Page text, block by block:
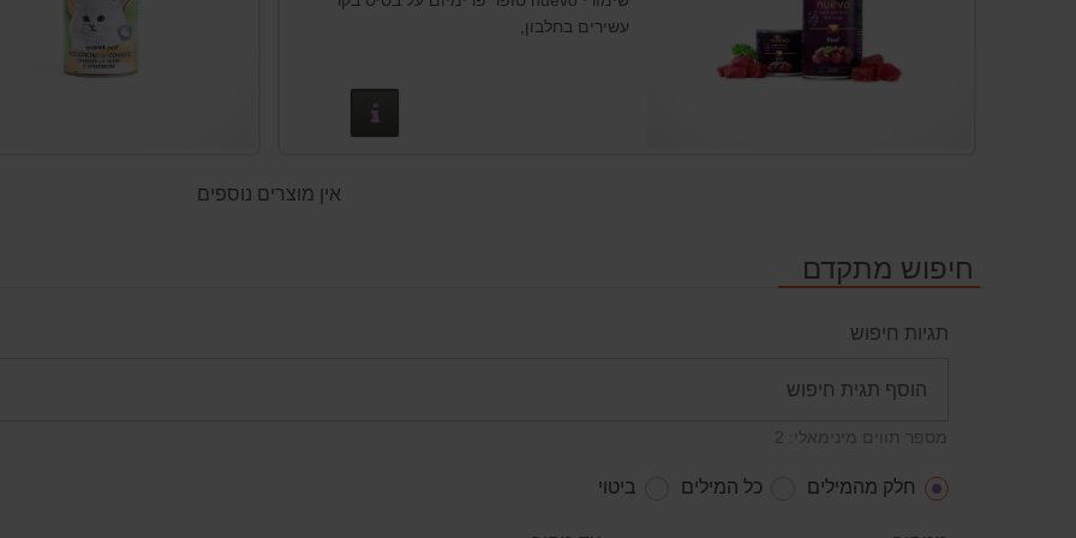
עשירים בחלבון,
אין מוצרים נוספים
חיפוש מתקדם
תגיות חיפוש
מספר תווים מינימאלי: 2
חלק מהמילים כל המילים ביטוי